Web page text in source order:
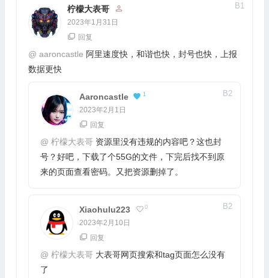
柠檬大表哥
2023年1月31日
B1
回复
@ aaroncastle 阿里速度快，和谐也快，封号也快，上报
数据更快
Aaroncastle 1
2023年2月1日
B2
回复
@ 柠檬大表哥 资源里没有违规的内容吧？这也封
号？好吧，下载了个55G的文件，下完后找不到原
来的页面查看密码。又把资源删掉了。
Xiaohulu223 0
2023年2月10日
B2
回复
@ 柠檬大表哥 大表哥网页搜索和tag页面怎么没有
了